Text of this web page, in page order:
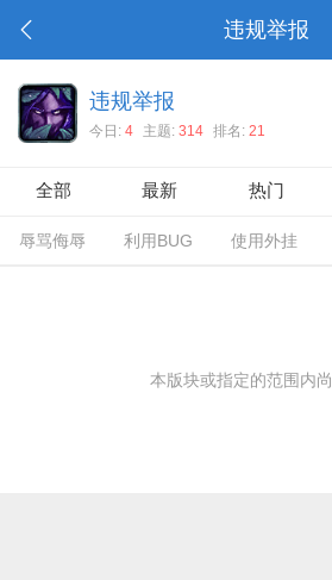
违规举报
违规举报
今日: 4 主题: 314 排名: 21
全部 最新 热门
辱骂侮辱 利用BUG 使用外挂
本版块或指定的范围内